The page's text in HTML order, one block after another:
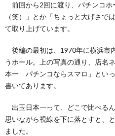
前回から2回に渡り、パチンコホ
（笑）」とか「ちょっと大げさ
て取り上げています。
後編の最初は、1970年に横浜市
うホール。上の写真の通り、店名
本一 パチンコならスマロ」とい
書いてあります。
出玉日本一って、どこで比べる
思いながら視線を下に落とすと、
ました。